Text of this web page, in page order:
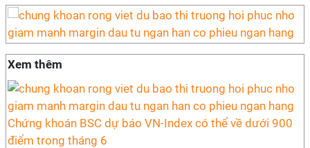
Xem thêm
Chứng khoán BSC dự báo VN-Index có thể về dưới 900
điểm trong tháng 6